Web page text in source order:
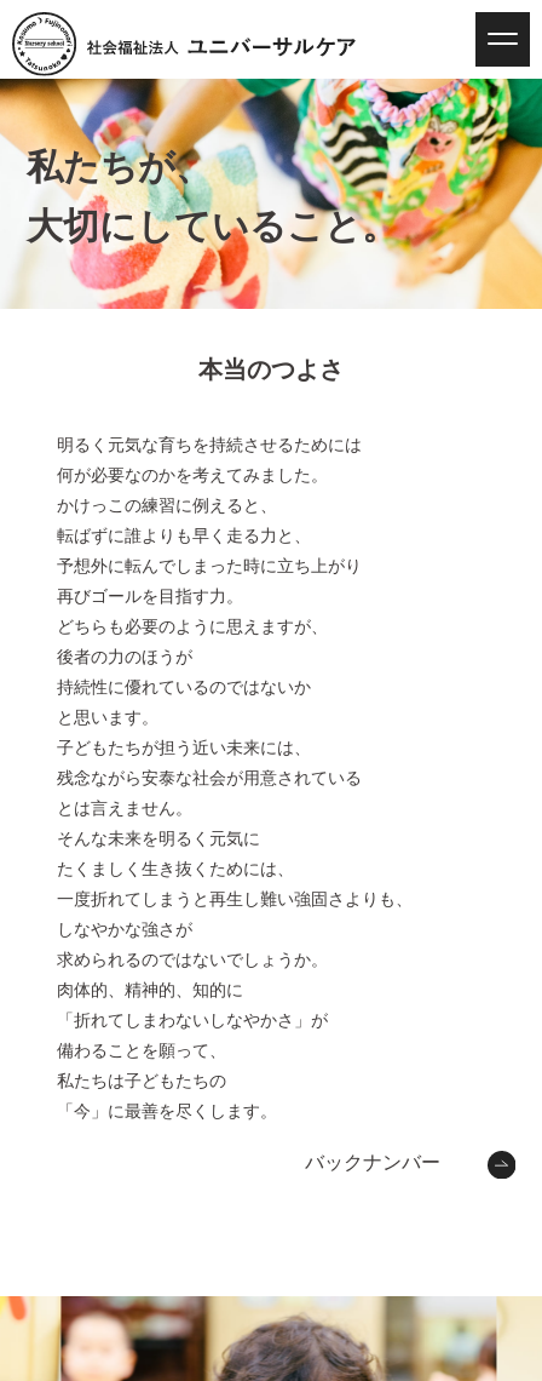
私たちが、
大切にしていること。
本当のつよさ
明るく元気な育ちを持続させるためには
何が必要なのかを考えてみました。
かけっこの練習に例えると、
転ばずに誰よりも早く走る力と、
予想外に転んでしまった時に立ち上がり
再びゴールを目指す力。
どちらも必要のように思えますが、
後者の力のほうが
持続性に優れているのではないか
と思います。
子どもたちが担う近い未来には、
残念ながら安泰な社会が用意されている
とは言えません。
そんな未来を明るく元気に
たくましく生き抜くためには、
一度折れてしまうと再生し難い強固さよりも、
しなやかな強さが
求められるのではないでしょうか。
肉体的、精神的、知的に
「折れてしまわないしなやかさ」が
備わることを願って、
私たちは子どもたちの
「今」に最善を尽くします。
バックナンバー